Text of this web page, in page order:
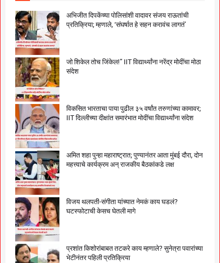
अभिजीत दिपकेंच्या पोलिसांशी वादावर संजय राऊतांची
प्रतिक्रिया; म्हणाले, ‘संघर्षात हे सहन करावंच लागतं’
जो शिकेल तोच जिंकेल!” IIT विद्यार्थ्यांना नरेंद्र मोदींचा मोठा
संदेश
विकसित भारताचा पाया पुढील ३५ वर्षांत तरुणांच्या कामावर;
IIT दिल्लीच्या दीक्षांत समारंभात मोदींचा विद्यार्थ्यांना संदेश
अमित शहा पुन्हा महाराष्ट्रात; पुण्यानंतर आता मुंबई दौरा, दोन
महत्त्वाचे कार्यक्रम अन् राजकीय बैठकांकडे लक्ष
विजय थलपती-संगीता यांच्यात नेमकं काय घडलं?
घटस्फोटाची केसच घेतली मागे
प्रशांत किशोरांबाबत तटकरे काय म्हणाले? सुनेत्रा पवारांच्या
भेटीनंतर पहिली प्रतिक्रिया